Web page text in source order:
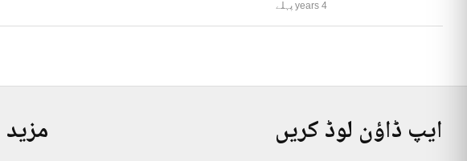
4 years پہلے
ایپ ڈاؤن لوڈ کریں مزید